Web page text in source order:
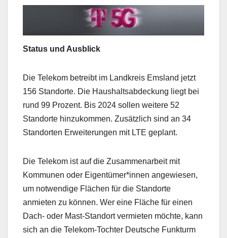
Status und Ausblick
Die Telekom betreibt im Landkreis Emsland jetzt
156 Standorte. Die Haushaltsabdeckung liegt bei
rund 99 Prozent. Bis 2024 sollen weitere 52
Standorte hinzukommen. Zusätzlich sind an 34
Standorten Erweiterungen mit LTE geplant.
Die Telekom ist auf die Zusammenarbeit mit
Kommunen oder Eigentümer*innen angewiesen,
um notwendige Flächen für die Standorte
anmieten zu können. Wer eine Fläche für einen
Dach- oder Mast-Standort vermieten möchte, kann
sich an die Telekom-Tochter Deutsche Funkturm